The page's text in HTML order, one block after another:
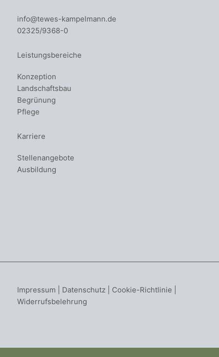
info@tewes-kampelmann.de
02325/9368-0
Leistungsbereiche
Konzeption
Landschaftsbau
Begrünung
Pflege
Karriere
Stellenangebote
Ausbildung
Impressum Datenschutz Cookie-Richtlinie
Widerrufsbelehrung